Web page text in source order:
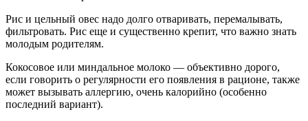
Рис и цельный овес надо долго отваривать, перемалывать,
фильтровать. Рис еще и существенно крепит, что важно знать
молодым родителям.
Кокосовое или миндальное молоко — объективно дорого,
если говорить о регулярности его появления в рационе, также
может вызывать аллергию, очень калорийно (особенно
последний вариант).